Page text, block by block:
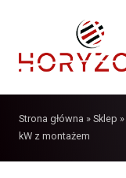
Strona główna » Sklep »
kW z montażem